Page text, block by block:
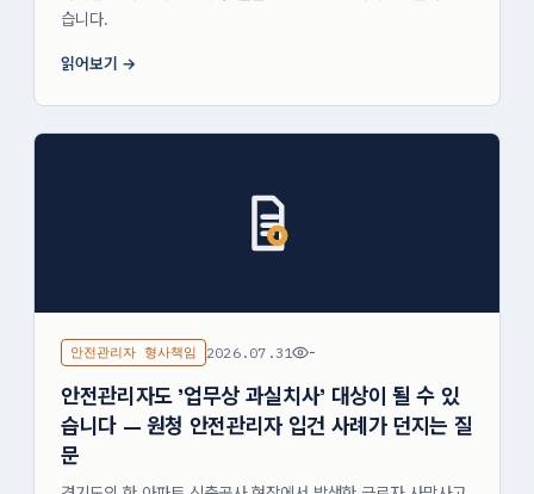
습니다.
읽어보기
안전관리자 형사책임 2026.07.31 -
안전관리자도 '업무상 과실치사' 대상이 될 수 있
습니다 — 원청 안전관리자 입건 사례가 던지는 질
문